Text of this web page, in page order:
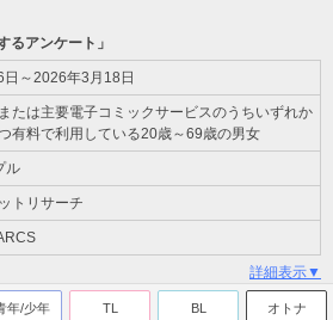
るアンケート」
～2026年3月18日
たは主要電子コミックサービスのうちいずれか
有料で利用している20歳～69歳の男女
ル
トリサーチ
詳細表示▼
年/少年 TL BL オトナ